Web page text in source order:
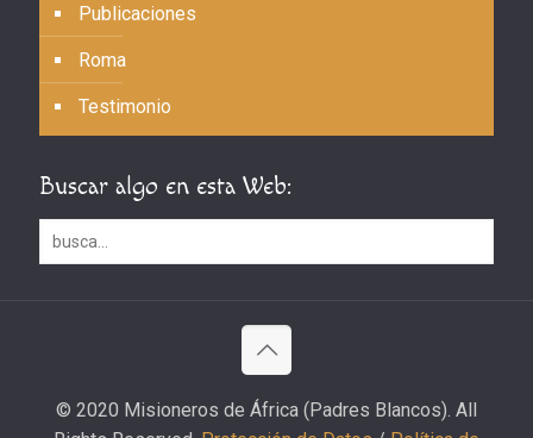
Publicaciones
Roma
Testimonio
Buscar algo en esta Web:
© 2020 Misioneros de África (Padres Blancos). All